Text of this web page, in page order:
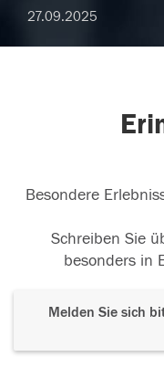
27.09.2025
Besondere
Schreiben Sie
besonders in
Melden Sie sich